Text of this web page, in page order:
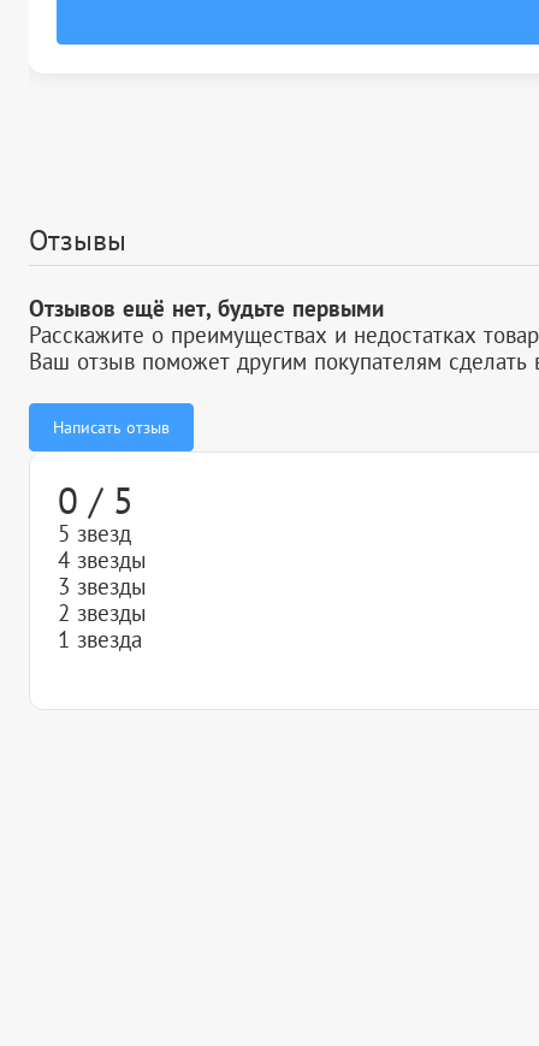
Отзывы
Отзывов ещё нет, будьте первыми
Расскажите о преимуществах и недостатках
Ваш отзыв поможет другим покупателям сделать
Написать отзыв
0 / 5
5 звезд
4 звезды
3 звезды
2 звезды
1 звезда